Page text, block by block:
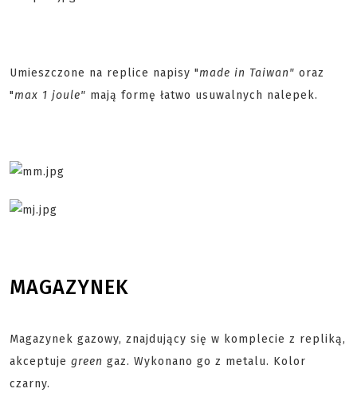
Umieszczone na replice napisy "made in Taiwan" oraz
"max 1 joule" mają formę łatwo usuwalnych nalepek.
MAGAZYNEK
Magazynek gazowy, znajdujący się w komplecie z repliką,
akceptuje green gaz. Wykonano go z metalu. Kolor
czarny.